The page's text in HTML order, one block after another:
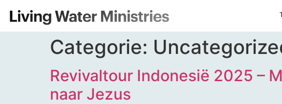
Categorie:
Revivaltour Indonesië 2025 –
naar Jezus